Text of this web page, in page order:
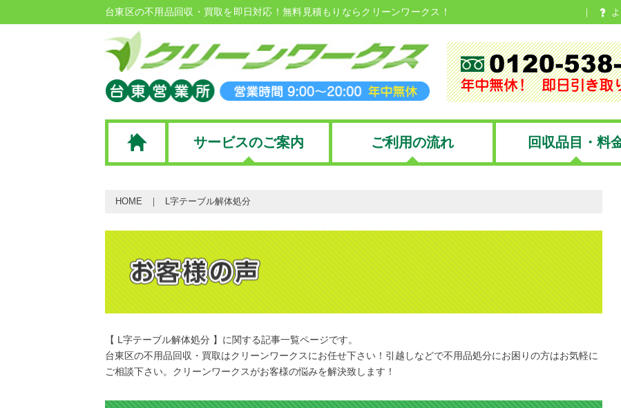
台東区の不用品回収・買取を即日対応！無料見積もりならクリーンワークス！
サービスのご案内 ご利用の流れ 回収品目・料
HOME L字テーブル解体処分
【 L字テーブル解体処分 】に関する記事一覧ページです。
台東区の不用品回収・買取はクリーンワークスにお任せ下さい！引越しなどで不用品処分にお困りの方はお気軽に
ご相談下さい。クリーンワークスがお客様の悩みを解決致します！